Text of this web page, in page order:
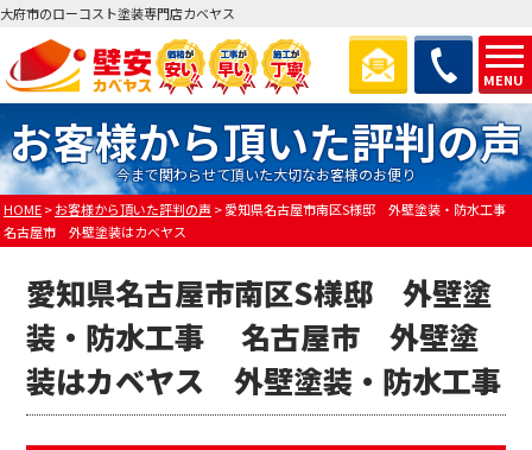
MENU
大府市のローコスト塗装専門店カベヤス
お客様から頂いた評判の声
今まで関わらせて頂いた大切なお客様のお便り
HOME>お客様から頂いた評判の声 >愛知県名古屋市南区S様邸 外壁塗装・防水工事
名古屋市 外壁塗装はカベヤス
愛知県名古屋市南区S様邸 外壁塗
装・防水工事 名古屋市 外壁塗
装はカベヤス 外壁塗装・防水工事